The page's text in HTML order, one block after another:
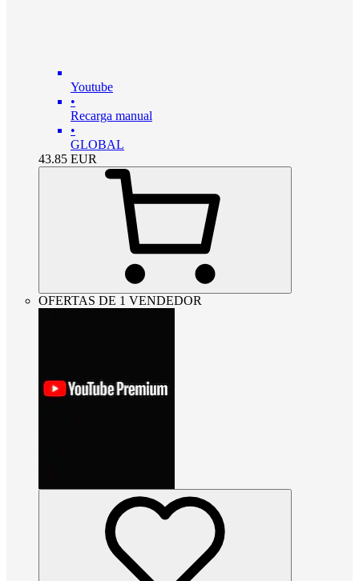
Youtube
•
Recarga manual
•
GLOBAL
43.85 EUR
OFERTAS DE 1 VENDEDOR